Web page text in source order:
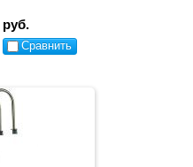
руб.
Сравнить